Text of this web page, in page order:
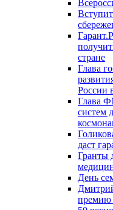
стране
Глава
России
Глава
систем
даст
Гранты
День
премию